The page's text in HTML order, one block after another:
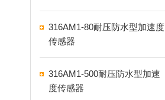
316AM1-80耐压防水型加速度
传感器
316AM1-500耐压防水型加速
度传感器